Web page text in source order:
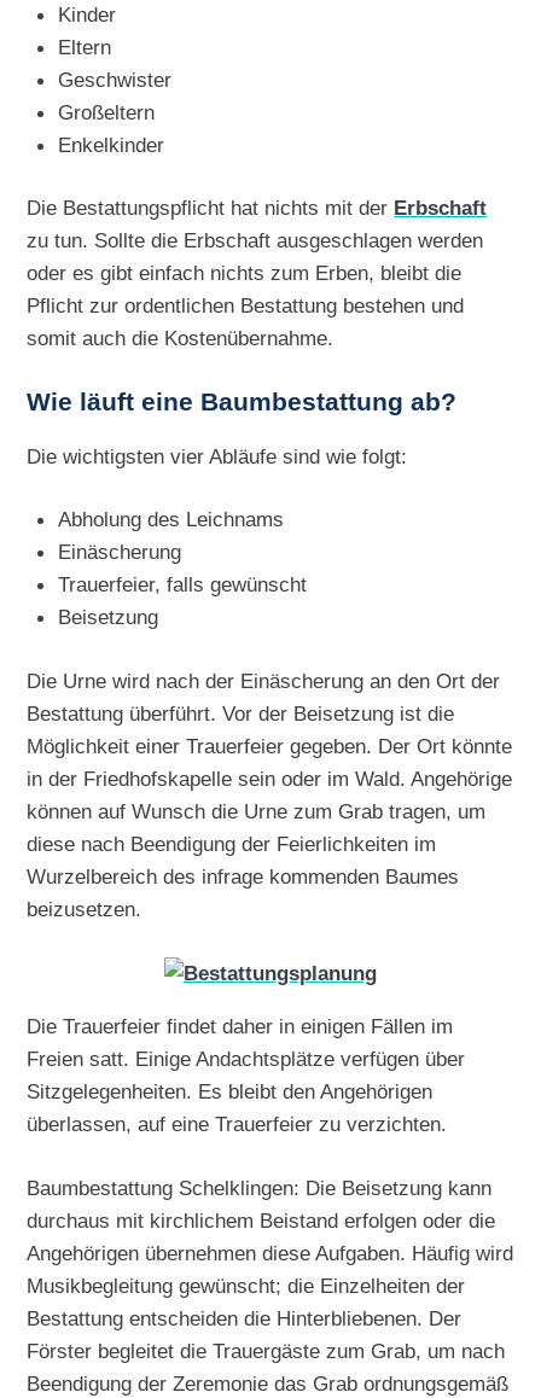
Kinder
Eltern
Geschwister
Großeltern
Enkelkinder
Die Bestattungspflicht hat nichts mit der Erbschaft
zu tun. Sollte die Erbschaft ausgeschlagen werden
oder es gibt einfach nichts zum Erben, bleibt die
Pflicht zur ordentlichen Bestattung bestehen und
somit auch die Kostenübernahme.
Wie läuft eine Baumbestattung ab?
Die wichtigsten vier Abläufe sind wie folgt:
Abholung des Leichnams
Einäscherung
Trauerfeier, falls gewünscht
Beisetzung
Die Urne wird nach der Einäscherung an den Ort der
Bestattung überführt. Vor der Beisetzung ist die
Möglichkeit einer Trauerfeier gegeben. Der Ort könnte
in der Friedhofskapelle sein oder im Wald. Angehörige
können auf Wunsch die Urne zum Grab tragen, um
diese nach Beendigung der Feierlichkeiten im
Wurzelbereich des infrage kommenden Baumes
beizusetzen.
Die Trauerfeier findet daher in einigen Fällen im
Freien satt. Einige Andachtsplätze verfügen über
Sitzgelegenheiten. Es bleibt den Angehörigen
überlassen, auf eine Trauerfeier zu verzichten.
Baumbestattung Schelklingen: Die Beisetzung kann
durchaus mit kirchlichem Beistand erfolgen oder die
Angehörigen übernehmen diese Aufgaben. Häufig wird
Musikbegleitung gewünscht; die Einzelheiten der
Bestattung entscheiden die Hinterbliebenen. Der
Förster begleitet die Trauergäste zum Grab, um nach
Beendigung der Zeremonie das Grab ordnungsgemäß